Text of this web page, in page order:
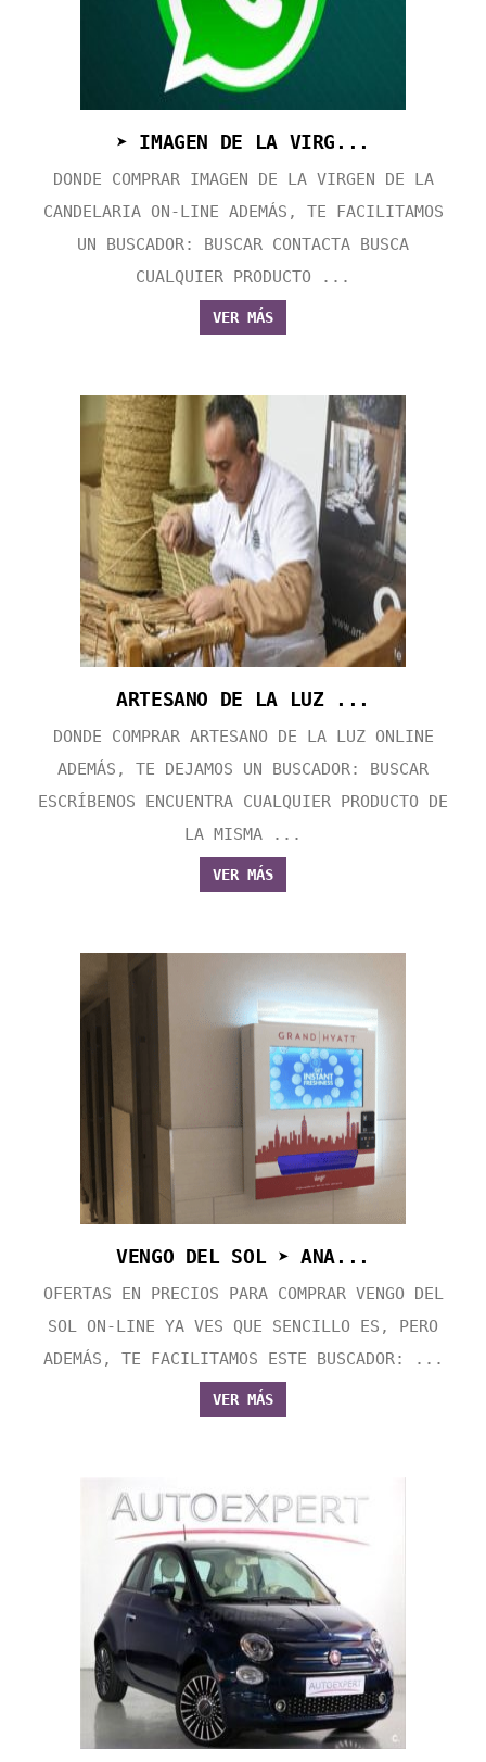
➤ IMAGEN DE LA VIRG...
DONDE COMPRAR IMAGEN DE LA VIRGEN DE LA
CANDELARIA ON-LINE ADEMÁS, TE FACILITAMOS
UN BUSCADOR: BUSCAR CONTACTA BUSCA
CUALQUIER PRODUCTO ...
VER MÁS
ARTESANO DE LA LUZ ...
DONDE COMPRAR ARTESANO DE LA LUZ ONLINE
ADEMÁS, TE DEJAMOS UN BUSCADOR: BUSCAR
ESCRÍBENOS ENCUENTRA CUALQUIER PRODUCTO DE
LA MISMA ...
VER MÁS
VENGO DEL SOL ➤ ANA...
OFERTAS EN PRECIOS PARA COMPRAR VENGO DEL
SOL ON-LINE YA VES QUE SENCILLO ES, PERO
ADEMÁS, TE FACILITAMOS ESTE BUSCADOR: ...
VER MÁS